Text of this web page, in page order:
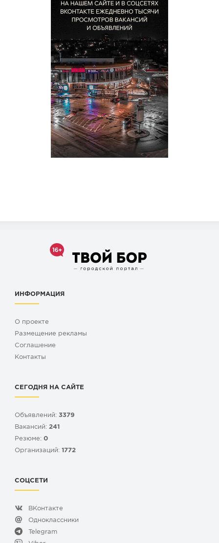
ИНФОРМАЦИЯ
О проекте
Размещение рекламы
Cоглашение
Контакты
СЕГОДНЯ НА САЙТЕ
Объявлений: 3379
Вакансий: 241
Резюме: 0
Организаций: 1772
СОЦСЕТИ
ВКонтакте
Одноклассники
Telegram